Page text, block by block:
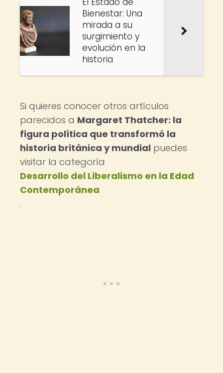
Bienestar: Una
mirada a su
surgimiento y
evolución en la
historia
Si quieres conocer otros artículos
parecidos a Margaret Thatcher: la
figura política que transformó la
historia británica y mundial puedes
visitar la categoría
Desarrollo del Liberalismo en la Edad
Contemporánea
.